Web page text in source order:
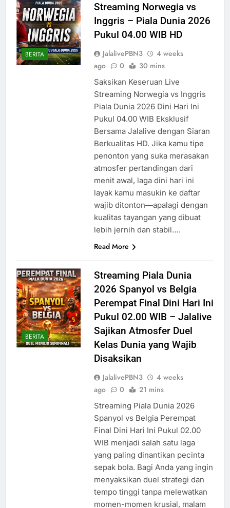
BERITA
Streaming Norwegia vs
Inggris – Piala Dunia 2026
Pukul 04.00 WIB HD
JalalivePBN3
4 weeks
ago
0 30 mins
Saksikan Keseruan Live
Streaming Norwegia vs Inggris
Piala Dunia 2026 Dini Hari Ini
Pukul 04.00 WIB Eksklusif
Bersama Jalalive dengan Siaran
Berkualitas HD. Jika kamu tipe
penonton yang suka merasakan
atmosfer pertandingan dari
menit awal, laga dini hari ini
layak kamu masukin ke daftar
wajib ditonton—apalagi dengan
kualitas tayangan yang dibuat
lebih jernih dan stabil….
Read More
BERITA
Streaming Piala Dunia
2026 Spanyol vs Belgia
Perempat Final Dini Hari Ini
Pukul 02.00 WIB – Jalalive
Sajikan Atmosfer Duel
Kelas Dunia yang Wajib
Disaksikan
JalalivePBN3
4 weeks
ago
0 21 mins
Streaming Piala Dunia 2026
Spanyol vs Belgia Perempat
Final Dini Hari Ini Pukul 02.00
WIB menjadi salah satu laga
yang paling dinantikan pecinta
sepak bola. Bagi Anda yang ingin
menyaksikan duel strategi dan
tempo tinggi tanpa melewatkan
momen-momen krusial, malam